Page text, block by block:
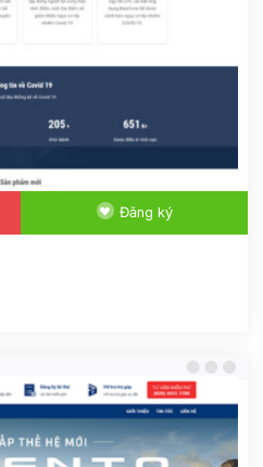
Đăng ký